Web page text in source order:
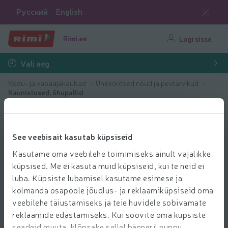
See veebisait kasutab küpsiseid
Kasutame oma veebilehe toimimiseks ainult vajalikke
küpsised. Me ei kasuta muid küpsiseid, kui te neid ei
luba. Küpsiste lubamisel kasutame esimese ja
kolmanda osapoole jõudlus- ja reklaamiküpsiseid oma
veebilehe täiustamiseks ja teie huvidele sobivamate
reklaamide edastamiseks. Kui soovite oma küpsiste
Русский English
Rimi.ee Logi sisse
Vali aeg
Kodu- ja vabaajakaubad
Ühekordsed nõud ja peotarvikud
Kaunistused, õhupallid